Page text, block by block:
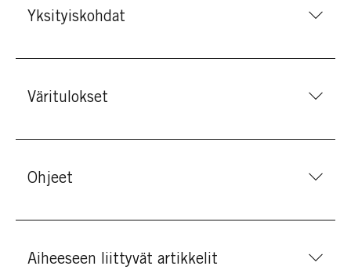
Yksityiskohdat
Väritulokset
Ohjeet
Aiheeseen liittyvät artikkelit